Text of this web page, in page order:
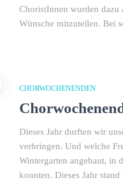
ChoristInnen wurden dazu
Wünsche mitzuteilen. Bei
CHORWOCHENENDEN
Dieses Jahr durften wir
verbringen. Und welche
Wintergarten angebaut, in
konnten. Dieses Jahr